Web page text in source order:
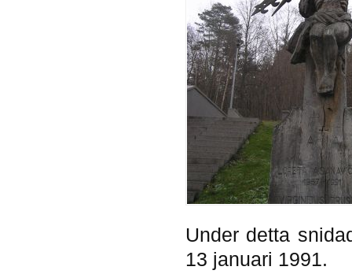
Under detta
13 januari 1991.